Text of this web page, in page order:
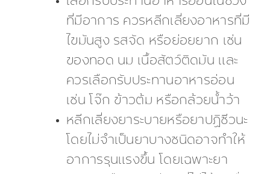
ที่มีอาการ ควรหลีกเลี่ยงอาหารที่มี
ไขมันสูง รสจัด หรือย่อยยาก เช่น
ของทอด นม เนื้อสัตว์ติดมัน และ
ควรเลือกรับประทานอาหารอ่อน
เช่น โจ๊ก ข้าวต้ม หรือกล้วยน้ำว้า
หลีกเลี่ยงยาระบายหรือยาปฏิชีวนะ
โดยไม่จำเป็นยาบางชนิดอาจทำให้
อาการรุนแรงขึ้น โดยเฉพาะยา